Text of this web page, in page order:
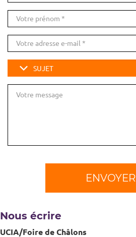
Prénom
Email
Sujet
ENVOYER
Nous écrire
UCIA/Foire de Châlons